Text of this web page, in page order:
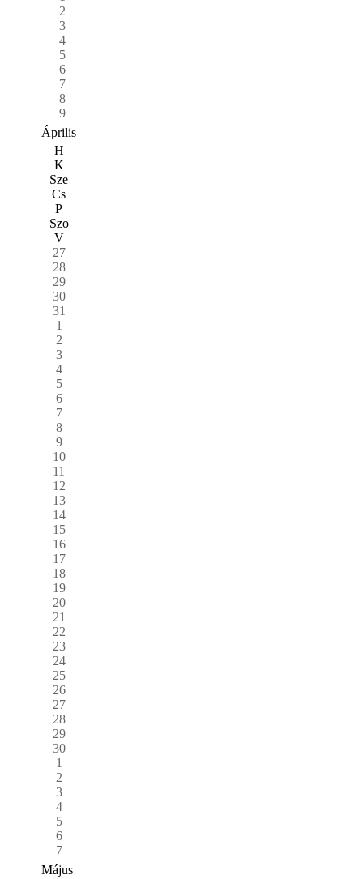
2
3
4
5
6
7
8
9
Április
H
K
Sze
Cs
P
Szo
V
27
28
29
30
31
1
2
3
4
5
6
7
8
9
10
11
12
13
14
15
16
17
18
19
20
21
22
23
24
25
26
27
28
29
30
1
2
3
4
5
6
7
Május